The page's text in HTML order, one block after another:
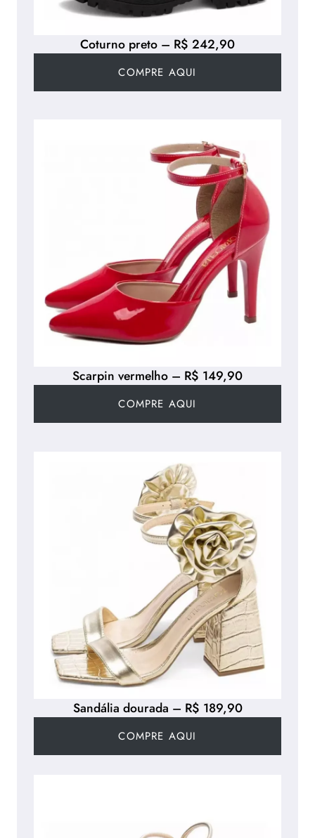
Sandália dourada – R$ 189,90
COMPRE AQUI
Coturno preto – R$ 242,90
COMPRE AQUI
Scarpin vermelho – R$ 149,90
COMPRE AQUI